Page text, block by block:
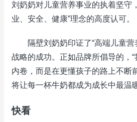
刘奶奶对儿童营养事业的执着坚守
业、安全、健康”理念的高度认可。
隔壁刘奶奶印证了“高端儿童营
战略的成功。正如品牌所倡导的，
内卷，而是在更懂孩子的路上不断
将让每一杯牛奶都成为成长中最温
快看